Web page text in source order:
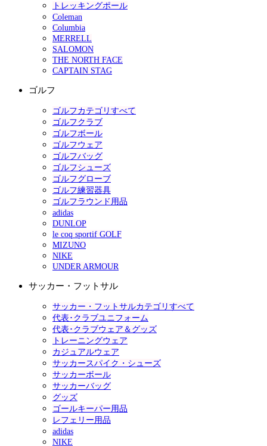
トレッキングポール
Coleman
Columbia
MERRELL
SALOMON
THE NORTH FACE
CAPTAIN STAG
ゴルフ
ゴルフカテゴリすべて
ゴルフクラブ
ゴルフボール
ゴルフウェア
ゴルフバッグ
ゴルフシューズ
ゴルフグローブ
ゴルフ練習器具
ゴルフラウンド用品
adidas
DUNLOP
le coq sportif GOLF
MIZUNO
NIKE
UNDER ARMOUR
サッカー・フットサル
サッカー・フットサルカテゴリすべて
代表･クラブユニフォーム
代表･クラブウェア＆グッズ
トレーニングウェア
カジュアルウェア
サッカースパイク・シューズ
サッカーボール
サッカーバッグ
グッズ
ゴールキーパー用品
レフェリー用品
adidas
NIKE